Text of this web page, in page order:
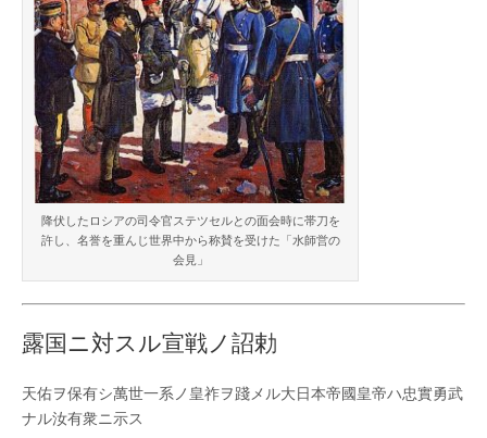
降伏したロシアの司令官ステツセルとの面会時に帯刀を
許し、名誉を重んじ世界中から称賛を受けた「水師営の
会見」
露国ニ対スル宣戦ノ詔勅
天佑ヲ保有シ萬世一系ノ皇祚ヲ踐メル大日本帝國皇帝ハ忠實勇武
ナル汝有衆ニ示ス